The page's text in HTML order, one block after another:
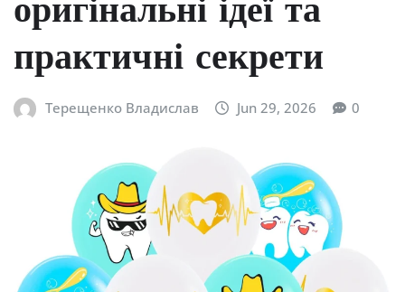
оригінальні ідеї та
практичні секрети
Терещенко Владислав Jun 29, 2026 0